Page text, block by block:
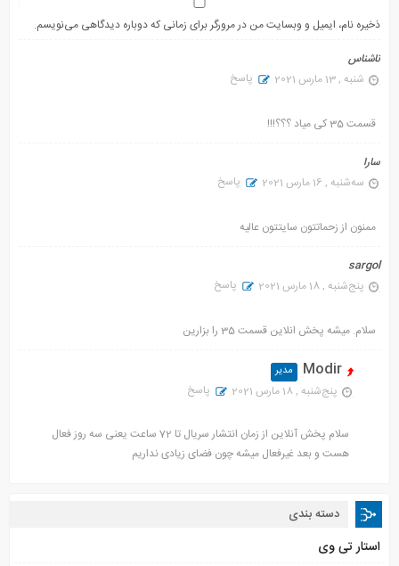
ذخیره نام، ایمیل و وبسایت من در مرورگر برای زمانی که دوباره دیدگاهی می‌نویسم.
ناشناس
شنبه , 13 مارس 2021
پاسخ
قسمت 35 کی میاد ؟؟؟!!!
سارا
سه‌شنبه , 16 مارس 2021
پاسخ
ممنون از زحماتتون سایتتون عالیه
sargol
پنج‌شنبه , 18 مارس 2021
پاسخ
سلام. میشه پخش انلاین قسمت 35 را بزارین
Modir
پنج‌شنبه , 18 مارس 2021 پاسخ
سلام پخش آنلاین از زمان انتشار سریال تا 72 ساعت یعنی سه روز فعال
هست و بعد غیرفعال میشه چون فضای زیادی نداریم
دسته بندی
استار تی وی